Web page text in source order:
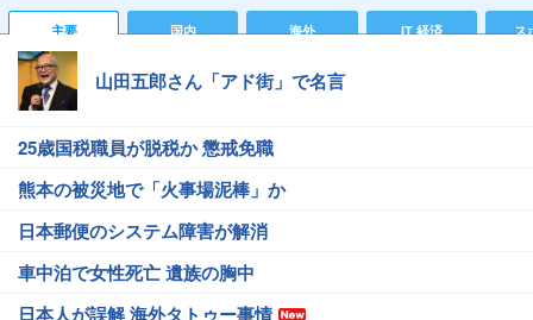
主要 国内 海外 IT 経済 ス
山田五郎さん「アド街」で名言
25歳国税職員が脱税か 懲戒免職
熊本の被災地で「火事場泥棒」か
日本郵便のシステム障害が解消
車中泊で女性死亡 遺族の胸中
日本人が誤解 海外タトゥー事情